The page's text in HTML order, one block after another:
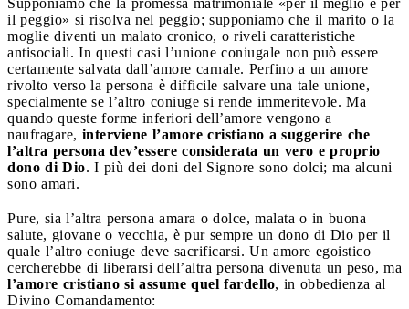
il peggio» si risolva nel peggio; supponiamo che il marito o la
moglie diventi un malato cronico, o riveli caratteristiche
antisociali. In questi casi l’unione coniugale non può essere
certamente salvata dall’amore carnale. Perfino a un amore
rivolto verso la persona è difficile salvare una tale unione,
specialmente se l’altro coniuge si rende immeritevole. Ma
quando queste forme inferiori dell’amore vengono a
naufragare, interviene l’amore cristiano a suggerire che
l’altra persona dev’essere considerata un vero e proprio
dono di Dio. I più dei doni del Signore sono dolci; ma alcuni
sono amari.
Pure, sia l’altra persona amara o dolce, malata o in buona
salute, giovane o vecchia, è pur sempre un dono di Dio per il
quale l’altro coniuge deve sacrificarsi. Un amore egoistico
cercherebbe di liberarsi dell’altra persona divenuta un peso, ma
l’amore cristiano si assume quel fardello, in obbedienza al
Divino Comandamento: